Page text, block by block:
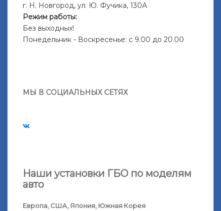
г. Н. Новгород, ул. Ю. Фучика, 130А
Режим работы:
Без выходных!
Понедельник - Воскресенье: с 9.00 до 20.00
МЫ В СОЦИАЛЬНЫХ СЕТЯХ
Наши установки ГБО по моделям
авто
Европа, США, Япония, Южная Корея